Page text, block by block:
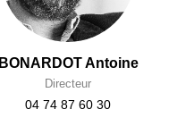
BONARDOT Antoine
Directeur
04 74 87 60 30